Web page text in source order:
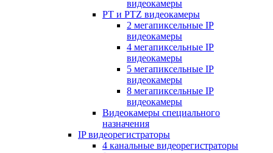
видеокамеры
PT и PTZ видеокамеры
2 мегапиксельные IP
видеокамеры
4 мегапиксельные IP
видеокамеры
5 мегапиксельные IP
видеокамеры
8 мегапиксельные IP
видеокамеры
Видеокамеры специального
назначения
IP видеорегистраторы
4 канальные видеорегистраторы